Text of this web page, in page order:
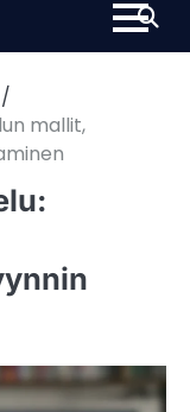
mallit,